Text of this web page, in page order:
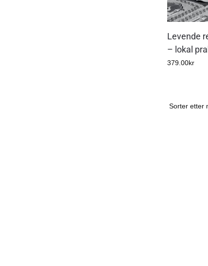
Levende
– lokal
379.00kr